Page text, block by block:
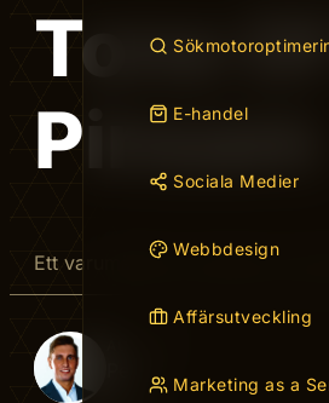
E-handel
Sociala Medier
Webbdesign
Affärsutveckling
Marketing as a
Tone
Pinsam
Ett varumärke är summan av